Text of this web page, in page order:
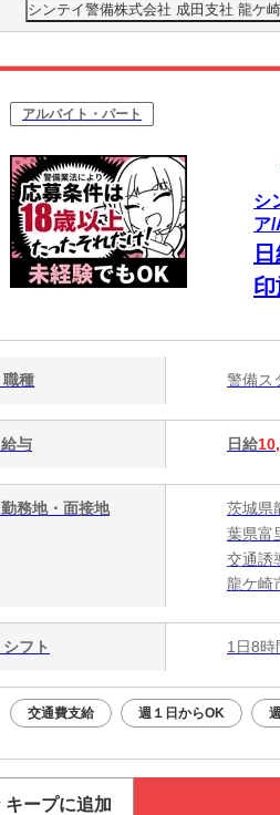
シンテイ警備株式会社 成田支社 龍ケ
アルバイト・パート
シ
ア
職種 警備
給与 日給
勤務地・面接地
茨城県
葉県富
交通誘
龍ケ崎
シフト 1日8時
交通費支給 週１日からOK
キープに追加